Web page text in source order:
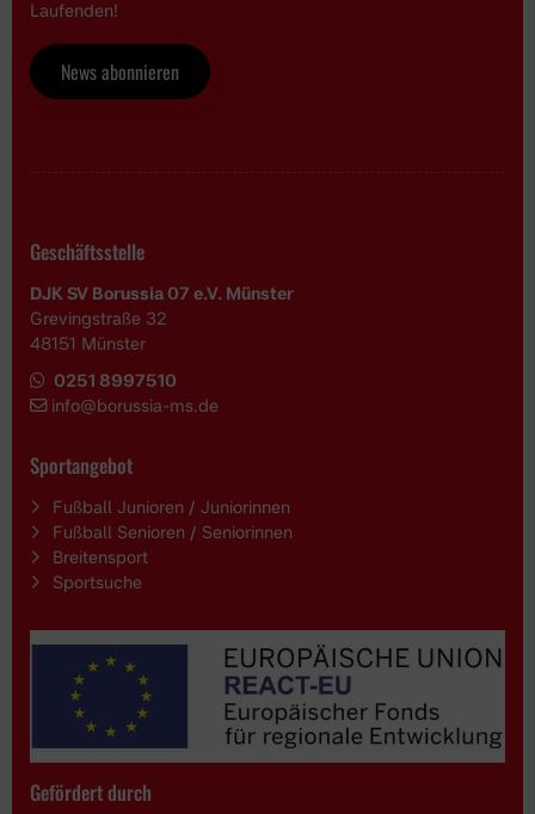
Laufenden!
News abonnieren
Geschäftsstelle
DJK SV Borussia 07 e.V. Münster
Grevingstraße 32
48151 Münster
0251 8997510
info@borussia-ms.de
Sportangebot
Fußball Junioren / Juniorinnen
Fußball Senioren / Seniorinnen
Breitensport
Sportsuche
Gefördert durch